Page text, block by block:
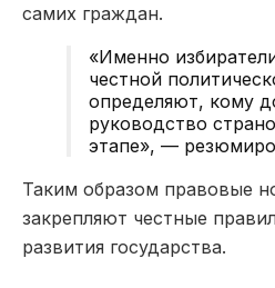
самих граждан.
«Именно
честной
определяют, кому
руководство
этапе», —
Таким образом правовые
закрепляют честные
развития государства.